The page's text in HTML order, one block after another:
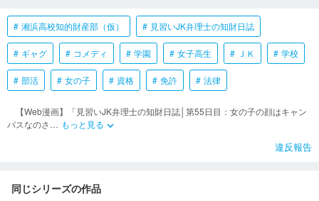
湘浜高校知的財産部（仮） 見習いJK弁理士の知財日誌
ギャグ コメディ 学園 女子高生 ＪＫ 学校
部活 女の子 資格 免許 法律
【Web漫画】「見習いJK弁理士の知財日誌│第55日目：女の子の顔はキャン
バスなのさ… もっと見る keyboard_arrow_down
違反報告
同じシリーズの作品